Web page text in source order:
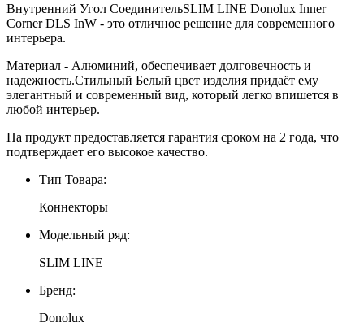
Внутренний Угол СоединительSLIM LINE Donolux Inner
Corner DLS InW - это отличное решение для современного
интерьера.
Материал - Алюминий, обеспечивает долговечность и
надежность.Стильный Белый цвет изделия придаёт ему
элегантный и современный вид, который легко впишется в
любой интерьер.
На продукт предоставляется гарантия сроком на 2 года, что
подтверждает его высокое качество.
Тип Товара:
Коннекторы
Модельный ряд:
SLIM LINE
Бренд:
Donolux